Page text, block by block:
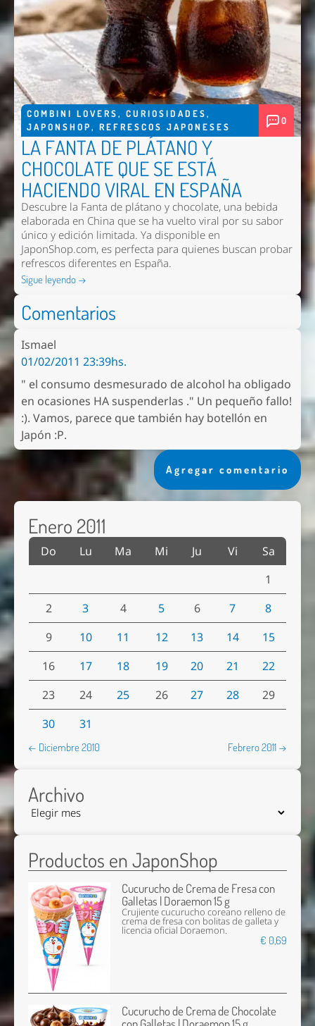
COMBINI LOVERS, CURIOSIDADES,
JAPONSHOP, REFRESCOS JAPONESES
0
LA FANTA DE PLÁTANO Y
CHOCOLATE QUE SE ESTÁ
HACIENDO VIRAL EN ESPAÑA
Descubre la Fanta de plátano y chocolate, una bebida
elaborada en China que se ha vuelto viral por su sabor
único y edición limitada. Ya disponible en
JaponShop.com, es perfecta para quienes buscan probar
refrescos diferentes en España.
Sigue leyendo →
Comentarios
Ismael
01/02/2011 23:39hs.
" el consumo desmesurado de alcohol ha obligado
en ocasiones HA suspenderlas ." Un pequeño fallo!
:). Vamos, parece que también hay botellón en
Japón :P.
Agregar comentario
Enero 2011
Do Lu Ma Mi Ju Vi
Sa
1
2
3 4 5 6 7
8
9
10 11 12 13 14
15
16
17 18 19 20 21
22
23
24 25 26 27 28
29
30
31
← Diciembre 2010 Febrero 2011 →
Archivo
Productos en JaponShop
Cucurucho de Crema de Fresa con
Galletas | Doraemon 15 g
Crujiente cucurucho coreano relleno de
crema de fresa con bolitas de galleta y
licencia oficial Doraemon.
€ 0,69
Cucurucho de Crema de Chocolate